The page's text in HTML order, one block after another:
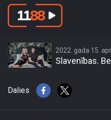
Magone
2022. gada 15.
Slavenības.
Dalies